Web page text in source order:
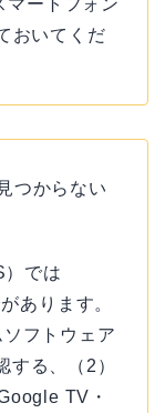
マートフォン
おいてくだ
つからない
では
あります。
フトウェア
する、（2）
TV・